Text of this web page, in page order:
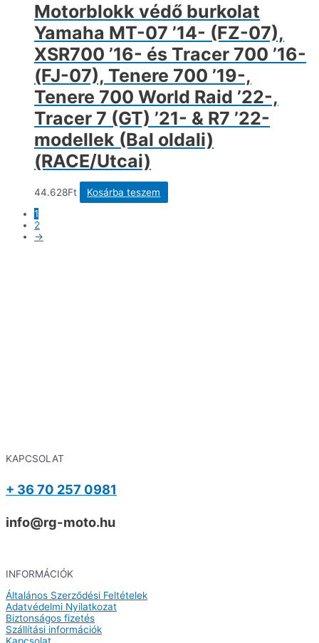
Motorblokk védő burkolat
Yamaha MT-07 ’14- (FZ-07),
XSR700 ’16- és Tracer 700 ’16-
(FJ-07), Tenere 700 ’19-,
Tenere 700 World Raid ’22-,
Tracer 7 (GT) ’21- & R7 ’22-
modellek (Bal oldali)
(RACE/Utcai)
44.628Ft
Kosárba teszem
1
2
→
KAPCSOLAT
+ 36 70 257 0981
info@rg-moto.hu
INFORMÁCIÓK
Általános Szerződési Feltételek
Adatvédelmi Nyilatkozat
Biztonságos fizetés
Szállítási információk